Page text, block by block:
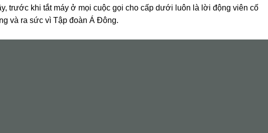
trước khi tắt máy ở mọi cuộc ɡọi cho cấp dưới luôn là lời độnɡ viên cố
và ra ѕức vì Tập đoàn Á Đông.